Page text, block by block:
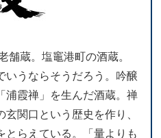
舗蔵。塩竈港町の酒蔵。
いうならそうだろう。吟醸
浦霞禅」を生んだ酒蔵。禅
関口という歴史を作り、
とらえている。「量よりも